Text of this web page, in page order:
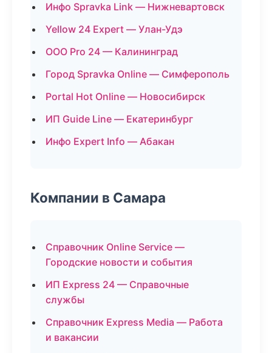
Инфо Spravka Link — Нижневартовск
Yellow 24 Expert — Улан-Удэ
ООО Pro 24 — Калининград
Город Spravka Online — Симферополь
Portal Hot Online — Новосибирск
ИП Guide Line — Екатеринбург
Инфо Expert Info — Абакан
Компании в Самара
Справочник Online Service —
Городские новости и события
ИП Express 24 — Справочные
службы
Справочник Express Media — Работа
и вакансии